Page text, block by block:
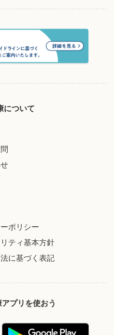
について
ポリシー
ティ基本方針
に基づく表記
プリを使おう